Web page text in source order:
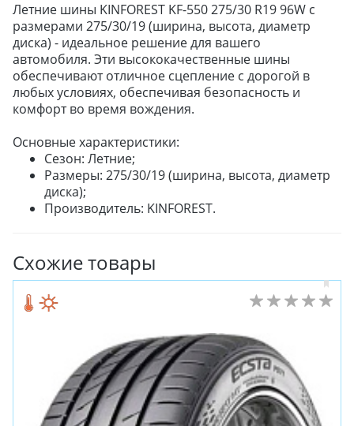
Летние шины KINFOREST KF-550 275/30 R19 96W с
размерами 275/30/19 (ширина, высота, диаметр
диска) - идеальное решение для вашего
автомобиля. Эти высококачественные шины
обеспечивают отличное сцепление с дорогой в
любых условиях, обеспечивая безопасность и
комфорт во время вождения.
Основные характеристики:
Сезон: Летние;
Размеры: 275/30/19 (ширина, высота, диаметр
диска);
Производитель: KINFOREST.
Схожие товары